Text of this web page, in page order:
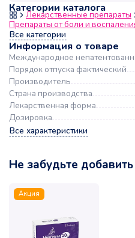
Категории каталога
Лекарственные препараты
Препараты от боли и
Все категории
Информация о товаре
Международное
Порядок отпуска фактический
Производитель
Страна производства
Лекарственная форма
Дозировка
Все характеристики
Не забудьте
Акция